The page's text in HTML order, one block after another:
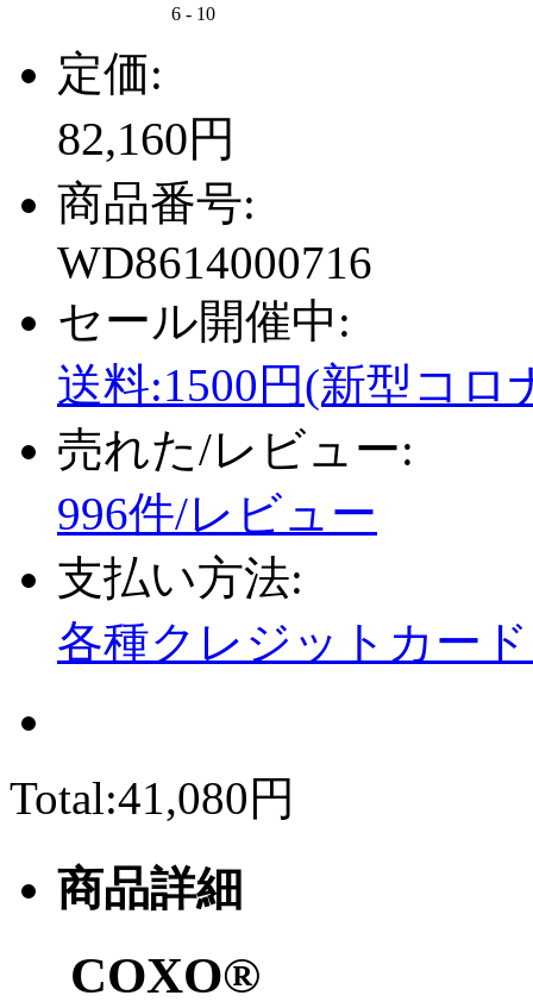
6 - 10
定価:
82,160円
商品番号:
WD8614000716
セール開催中:
送料:1500円(新型コロ
売れた/レビュー:
996件/レビュー
支払い方法:
各種クレジットカー
Total:41,080円
商品詳細
COXO®